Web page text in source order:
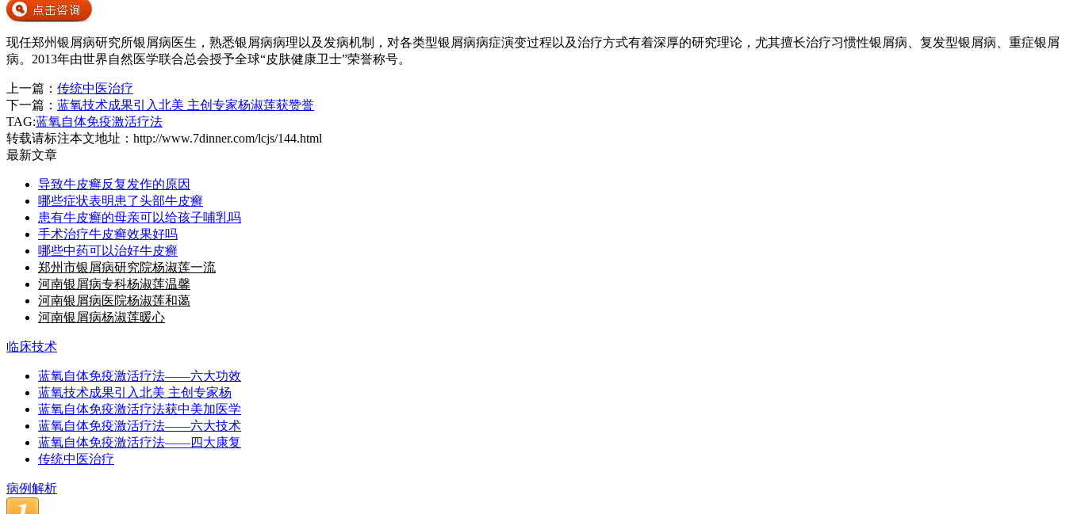
现任郑州银屑病研究所银屑病医生，熟悉银屑病病理以及发病机制，对各类型银屑病病症演变过程以及治疗方式有着深厚的研究理论，尤其擅长治疗习惯性银屑病、复发型银屑病、重症银屑
病。2013年由世界自然医学联合总会授予全球“皮肤健康卫士”荣誉称号。
上一篇： 传统中医治疗
下一篇： 蓝氧技术成果引入北美 主创专家杨淑莲获赞誉
TAG:蓝氧自体免疫激活疗法
转载请标注本文地址： http://www.7dinner.com/lcjs/144.html
最新文章
导致牛皮癣反复发作的原因
哪些症状表明患了头部牛皮癣
患有牛皮癣的母亲可以给孩子哺乳吗
手术治疗牛皮癣效果好吗
哪些中药可以治好牛皮癣
郑州市银屑病研究院杨淑莲一流
河南银屑病专科杨淑莲温馨
河南银屑病医院杨淑莲和蔼
河南银屑病杨淑莲暖心
临床技术
蓝氧自体免疫激活疗法——六大功效
蓝氧技术成果引入北美 主创专家杨
蓝氧自体免疫激活疗法获中美加医学
蓝氧自体免疫激活疗法——六大技术
蓝氧自体免疫激活疗法——四大康复
传统中医治疗
病例解析